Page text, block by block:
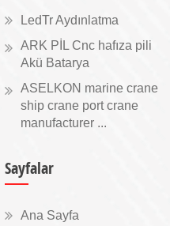
LedTr Aydınlatma
ARK PİL Cnc hafıza pili
Akü Batarya
ASELKON marine crane
ship crane port crane
manufacturer ...
Sayfalar
Ana Sayfa